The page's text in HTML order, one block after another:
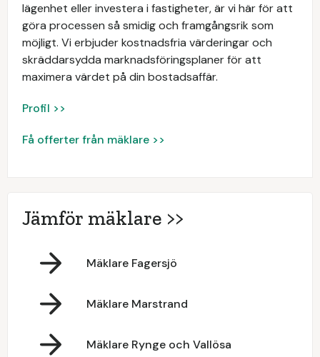
lägenhet eller investera i fastigheter, är vi här för att
göra processen så smidig och framgångsrik som
möjligt. Vi erbjuder kostnadsfria värderingar och
skräddarsydda marknadsföringsplaner för att
maximera värdet på din bostadsaffär.
Profil >>
Få offerter från mäklare >>
Jämför mäklare >>
Mäklare Fagersjö
Mäklare Marstrand
Mäklare Rynge och Vallösa